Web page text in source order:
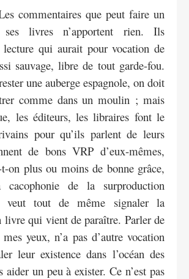
que peut faire un
livres n’apportent rien. Ils
lecture qui aurait pour vocation de
sauvage, libre de tout garde-fou.
une auberge espagnole, on doit
comme dans un moulin ; mais
les éditeurs, les libraires font le
pour qu’ils parlent de leurs
de bons VRP d’eux-mêmes,
on plus ou moins de bonne grâce,
de la surproduction
veut tout de même signaler la
livre qui vient de paraître. Parler de
yeux, n’a pas d’autre vocation
leur existence dans l’océan des
aider un peu à exister. Ce n’est pas